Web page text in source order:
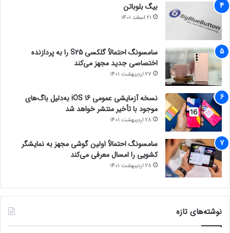
بیگ بلوباتن
21 اسفند 1401
سامسونگ احتمالاً گلکسی S25 را به پردازنده
اختصاصی جدید مجهز می‌کند
27 اردیبهشت 1401
نسخه آزمایشی عمومی iOS 16 به‌دلیل باگ‌های
موجود با تأخیر منتشر خواهد شد
28 اردیبهشت 1401
سامسونگ احتمالاً اولین گوشی مجهز به نمایشگر
کشویی را امسال معرفی می‌کند
28 اردیبهشت 1401
نوشته‌های تازه